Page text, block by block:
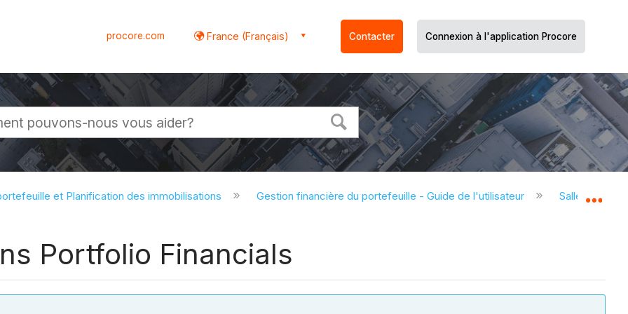
procore.com France (Français) Contacter Connexion à l'application Procore
et Planification des immobilisations Gestion financière du portefeuille - Guide de l'utilisateur Salle
Portfolio Financials